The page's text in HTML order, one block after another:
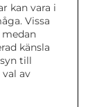
kan vara i
Vissa
känsla
till
av